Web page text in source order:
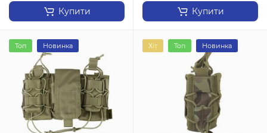
Купити Купити
Топ Новинка Хіт Топ Новинка